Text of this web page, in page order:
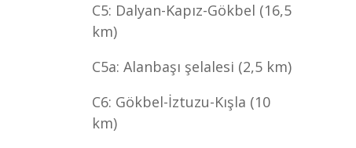
C5: Dalyan-Kapız-Gökbel (16,5
km)
C5a: Alanbaşı şelalesi (2,5 km)
C6: Gökbel-İztuzu-Kışla (10
km)